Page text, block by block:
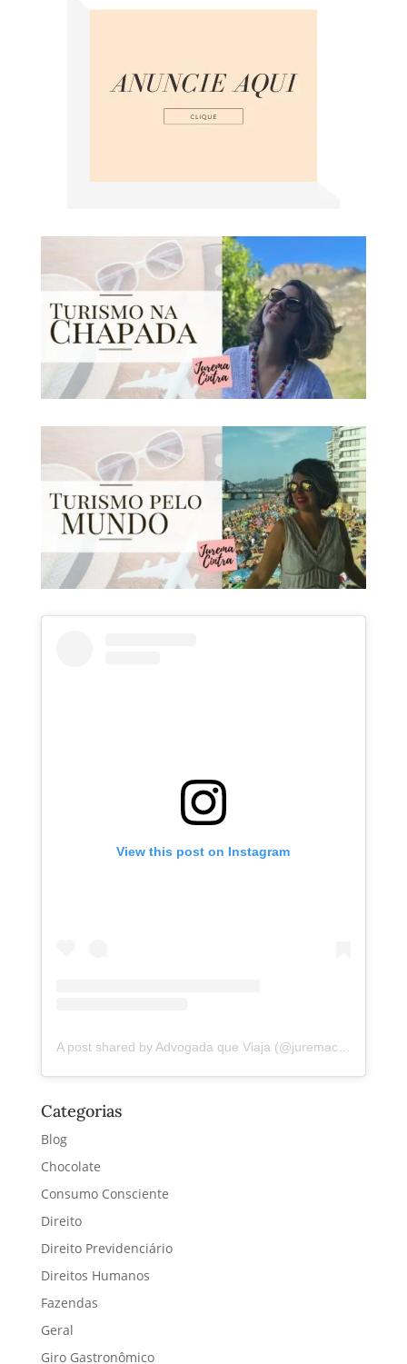
View this post on Instagram
A post shared by Advogada que Viaja (@juremacintra)
Categorias
Blog
Chocolate
Consumo Consciente
Direito
Direito Previdenciário
Direitos Humanos
Fazendas
Geral
Giro Gastronômico